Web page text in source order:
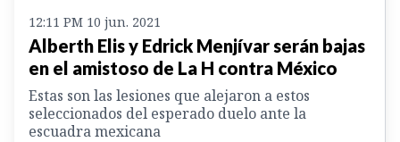
12:11 PM 10 jun. 2021
Alberth Elis y Edrick Menjívar serán bajas
en el amistoso de La H contra México
Estas son las lesiones que alejaron a estos
seleccionados del esperado duelo ante la
escuadra mexicana